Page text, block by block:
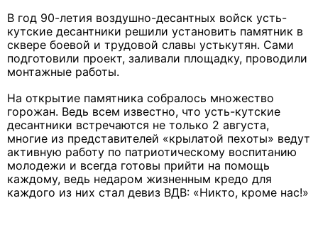
В год 90-летия воздушно-десантных войск усть-
кутские десантники решили установить памятник в
сквере боевой и трудовой славы устькутян. Сами
подготовили проект, заливали площадку, проводили
монтажные работы.
На открытие памятника собралось множество
горожан. Ведь всем известно, что усть-кутские
десантники встречаются не только 2 августа,
многие из представителей «крылатой пехоты» ведут
активную работу по патриотическому воспитанию
молодежи и всегда готовы прийти на помощь
каждому, ведь недаром жизненным кредо для
каждого из них стал девиз ВДВ: «Никто, кроме нас!»